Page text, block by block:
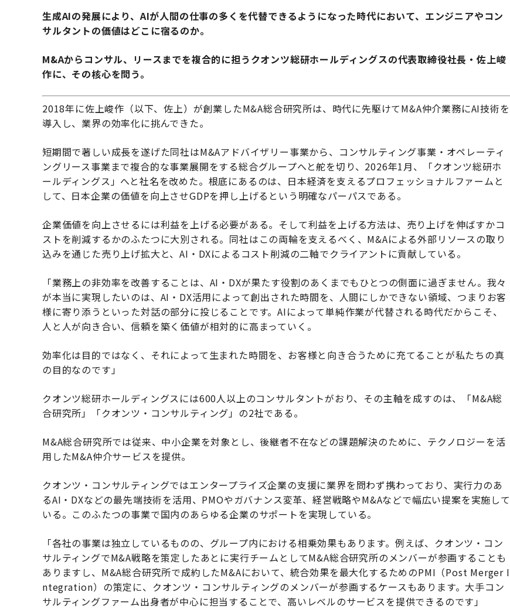
生成AIの発展により、AIが人間の仕事の多くを代替できるようになった時代において、エンジニアやコン
サルタントの価値はどこに宿るのか。
M&Aからコンサル、リースまでを複合的に担うクオンツ総研ホールディングスの代表取締役社長・佐上峻
作に、その核心を問う。
2018年に佐上峻作（以下、佐上）が創業したM&A総合研究所は、時代に先駆けてM&A仲介業務にAI技術を
導入し、業界の効率化に挑んできた。
短期間で著しい成長を遂げた同社はM&Aアドバイザリー事業から、コンサルティング事業・オペレーティ
ングリース事業まで複合的な事業展開をする総合グループへと舵を切り、2026年1月、「クオンツ総研ホ
ールディングス」へと社名を改めた。根底にあるのは、日本経済を支えるプロフェッショナルファームと
して、日本企業の価値を向上させGDPを押し上げるという明確なパーパスである。
企業価値を向上させるには利益を上げる必要がある。そして利益を上げる方法は、売り上げを伸ばすかコ
ストを削減するかのふたつに大別される。同社はこの両輪を支えるべく、M&Aによる外部リソースの取り
込みを通じた売り上げ拡大と、AI・DXによるコスト削減の二軸でクライアントに貢献している。
「業務上の非効率を改善することは、AI・DXが果たす役割のあくまでもひとつの側面に過ぎません。我々
が本当に実現したいのは、AI・DX活用によって創出された時間を、人間にしかできない領域、つまりお客
様に寄り添うといった対話の部分に投じることです。AIによって単純作業が代替される時代だからこそ、
人と人が向き合い、信頼を築く価値が相対的に高まっていく。
効率化は目的ではなく、それによって生まれた時間を、お客様と向き合うために充てることが私たちの真
の目的なのです」
クオンツ総研ホールディングスには600人以上のコンサルタントがおり、その主軸を成すのは、「M&A総
合研究所」「クオンツ・コンサルティング」の2社である。
M&A総合研究所では従来、中小企業を対象とし、後継者不在などの課題解決のために、テクノロジーを活
用したM&A仲介サービスを提供。
クオンツ・コンサルティングではエンタープライズ企業の支援に業界を問わず携わっており、実行力のあ
るAI・DXなどの最先端技術を活用、PMOやガバナンス変革、経営戦略やM&Aなどで幅広い提案を実施して
いる。このふたつの事業で国内のあらゆる企業のサポートを実現している。
「各社の事業は独立しているものの、グループ内における相乗効果もあります。例えば、クオンツ・コン
サルティングでM&A戦略を策定したあとに実行チームとしてM&A総合研究所のメンバーが参画することも
ありますし、M&A総合研究所で成約したM&Aにおいて、統合効果を最大化するためのPMI（Post Merger I
ntegration）の策定に、クオンツ・コンサルティングのメンバーが参画するケースもあります。大手コン
サルティングファーム出身者が中心に担当することで、高いレベルのサービスを提供できるのです」